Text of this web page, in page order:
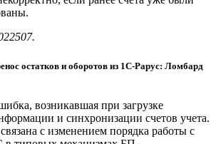
остатков и оборотов из 1С-Рарус: Ломбард
возникавшая при загрузке
и синхронизации счетов учета.
с изменением порядка работы с